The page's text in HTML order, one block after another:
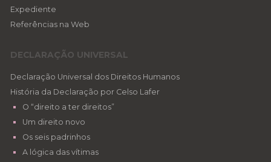
Expediente
Referências na Web
DECLARAÇÃO UNIVERSAL
Declaração Universal dos Direitos Humanos
História da Declaração por Celso Lafer
O “direito a ter direitos”
Um direito novo
Os seis padrinhos
A lógica das vítimas